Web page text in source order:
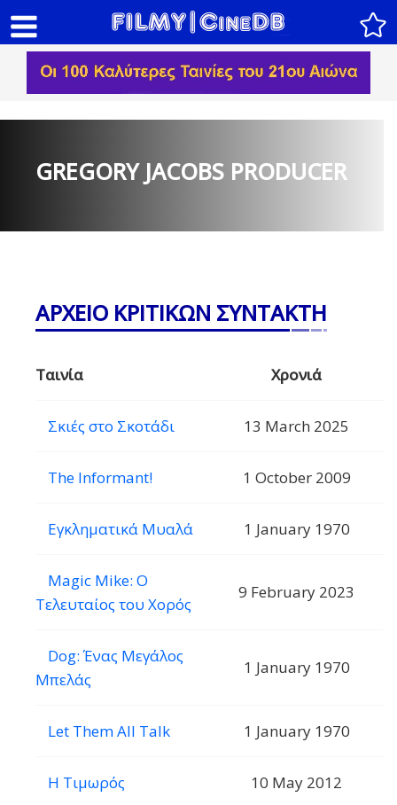
GREGORY JACOBS PRODUCER
ΑΡΧΕΙΟ ΚΡΙΤΙΚΩΝ ΣΥΝΤΑΚΤΗ
Ταινία Χρονιά
Σκιές στο Σκοτάδι 13 March 2025
The Informant! 1 October 2009
Εγκληματικά Μυαλά 1 January 1970
Magic Mike: Ο
Τελευταίος του Χορός
9 February 2023
Dog: Ένας Μεγάλος
Μπελάς
1 January 1970
Let Them All Talk 1 January 1970
Η Τιμωρός 10 May 2012